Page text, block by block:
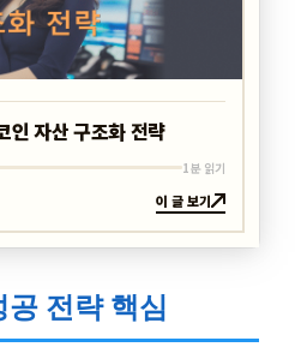
인 자산 구조화 전략
1분 읽기
이 글 보기
전략 핵심